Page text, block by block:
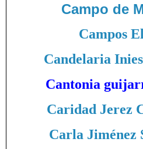
Campo de
Campos
Candelaria
Cantonia
Caridad Jerez
Carla Jiménez